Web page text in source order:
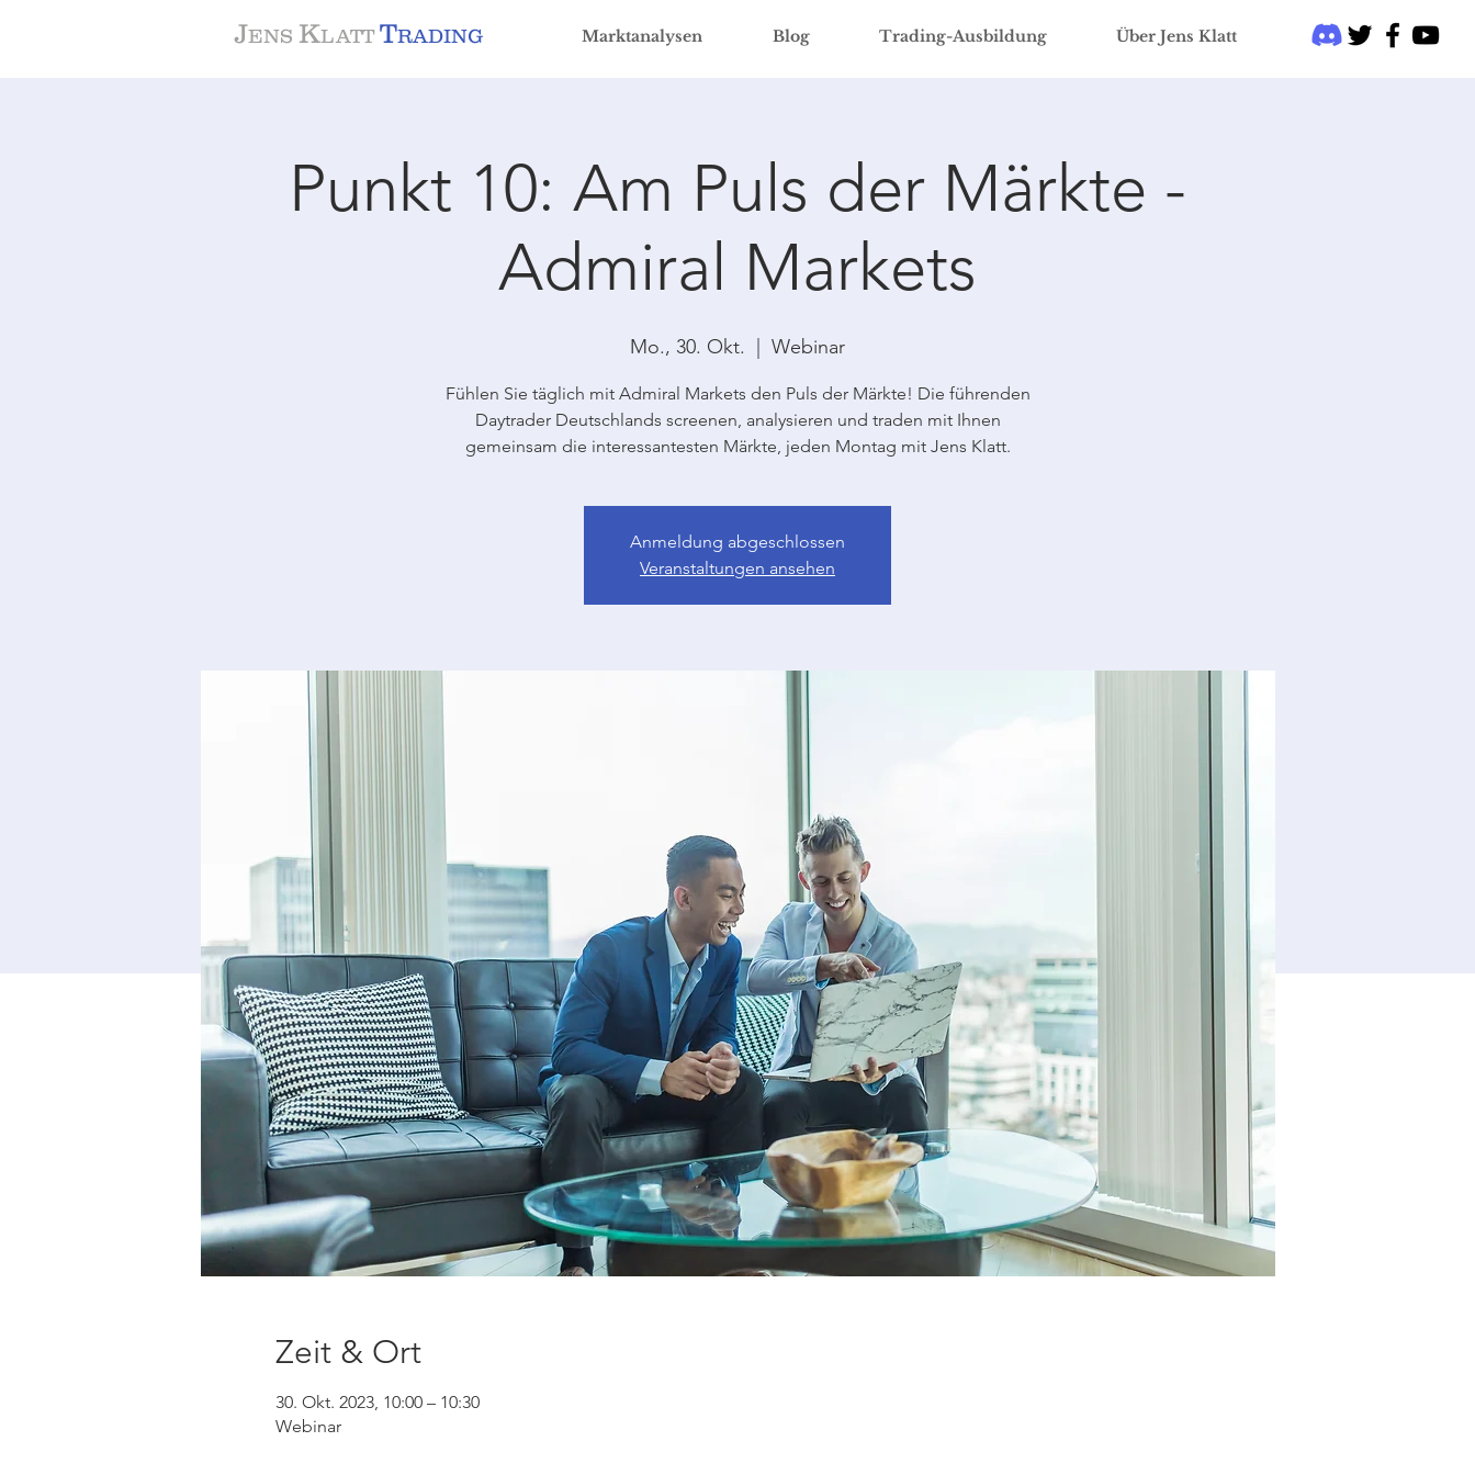
JENS KLATT TRADING Marktanalysen Blog Trading-Ausbildung Über Jens Klatt
Punkt 10: Am Puls der Märkte -
Admiral Markets
Mo., 30. Okt. Webinar
Fühlen Sie täglich mit Admiral Markets den Puls der Märkte! Die führenden
Daytrader Deutschlands screenen, analysieren und traden mit Ihnen
gemeinsam die interessantesten Märkte, jeden Montag mit Jens Klatt.
Anmeldung abgeschlossen
Veranstaltungen ansehen
Zeit & Ort
30. Okt. 2023, 10:00 – 10:30
Webinar